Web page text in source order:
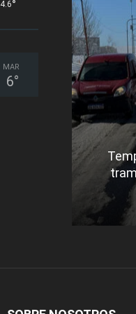
4.6°
MAR
6°